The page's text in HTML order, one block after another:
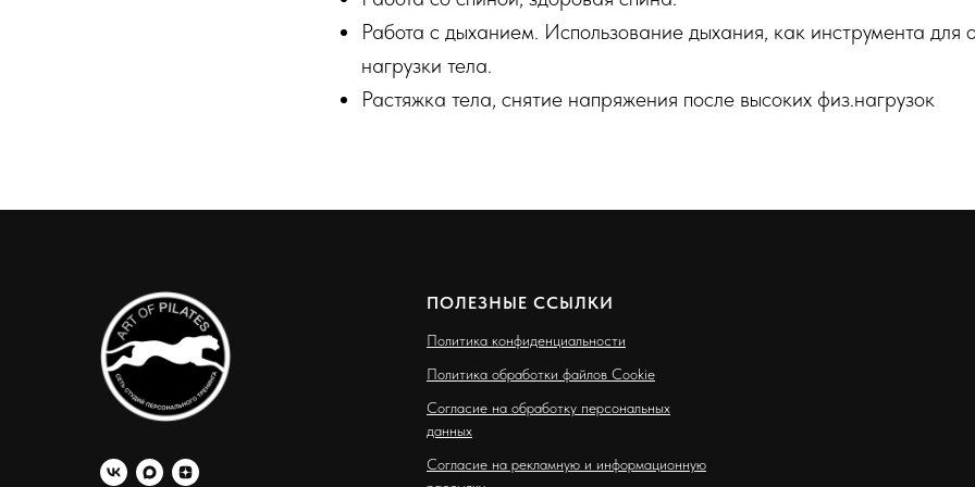
Работа с дыханием. Использование дыхания, как инструмента для
нагрузки тела.
Растяжка тела, снятие напряжения после высоких физ.нагрузок
ПОЛЕЗНЫЕ ССЫЛКИ
Политика конфиденциальности
Политика обработки файлов Cookie
Согласие на обработку персональных
данных
Согласие на рекламную и информационную